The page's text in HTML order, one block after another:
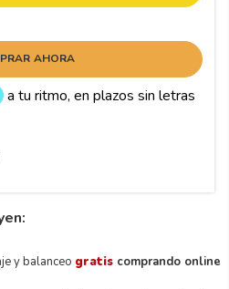
AHORA
y balanceo gratis comprando online